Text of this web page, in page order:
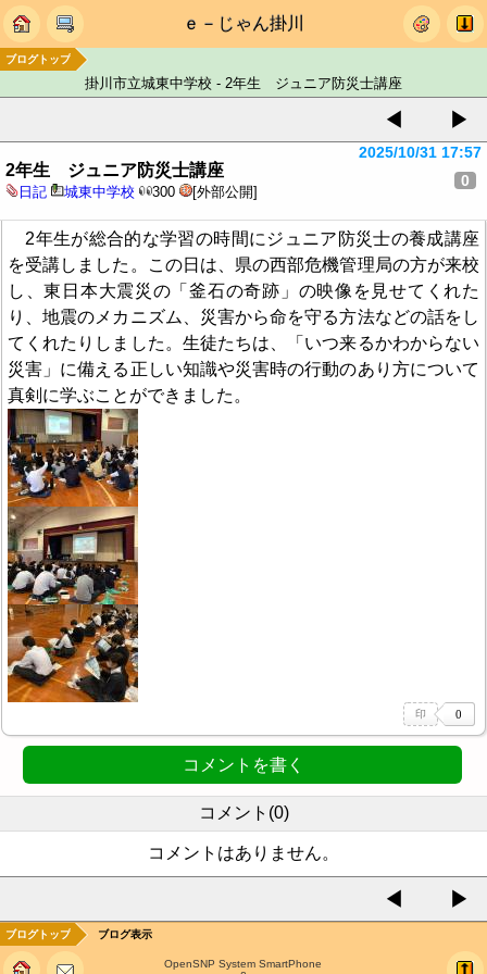
ｅ－じゃん掛川
ブログトップ
掛川市立城東中学校 - 2年生 ジュニア防災士講座
◀ ▶
2年生 ジュニア防災士講座
日記 城東中学校 300 [外部公開]
2025/10/31 17:57
0
2年生が総合的な学習の時間にジュニア防災士の養成講座
を受講しました。この日は、県の西部危機管理局の方が来校
し、東日本大震災の「釜石の奇跡」の映像を見せてくれた
り、地震のメカニズム、災害から命を守る方法などの話をし
てくれたりしました。生徒たちは、「いつ来るかわからない
災害」に備える正しい知識や災害時の行動のあり方について
真剣に学ぶことができました。
コメントを書く
コメント(0)
コメントはありません。
◀ ▶
ブログトップ ブログ表示
OpenSNP System SmartPhone